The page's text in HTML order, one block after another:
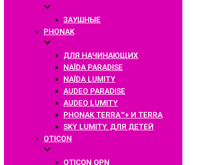
ЗАУШНЫЕ
PHONAK
ДЛЯ НАЧИНАЮЩИХ
NAÍDA PARADISE
NAÍDA LUMITY
AUDEO PARADISE
AUDEO LUMITY
PHONAK TERRA™+ И TERRA
SKY LUMITY. ДЛЯ ДЕТЕЙ
OTICON
OTICON OPN